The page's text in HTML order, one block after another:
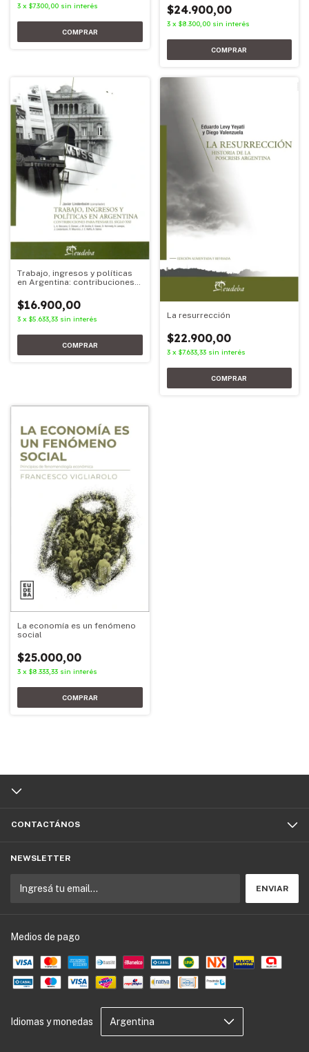
3 x $7.300,00 sin interés $24.900,00
3 x $8.300,00 sin interés
Trabajo, ingresos y políticas
en Argentina: contribuciones
$16.900,00
3 x $5.633,33 sin interés La resurrección
$22.900,00
3 x $7.633,33 sin interés
La economía es un fenómeno
social
$25.000,00
3 x $8.333,33 sin interés
CONTACTÁNOS
NEWSLETTER
Medios de pago
Idiomas y monedas